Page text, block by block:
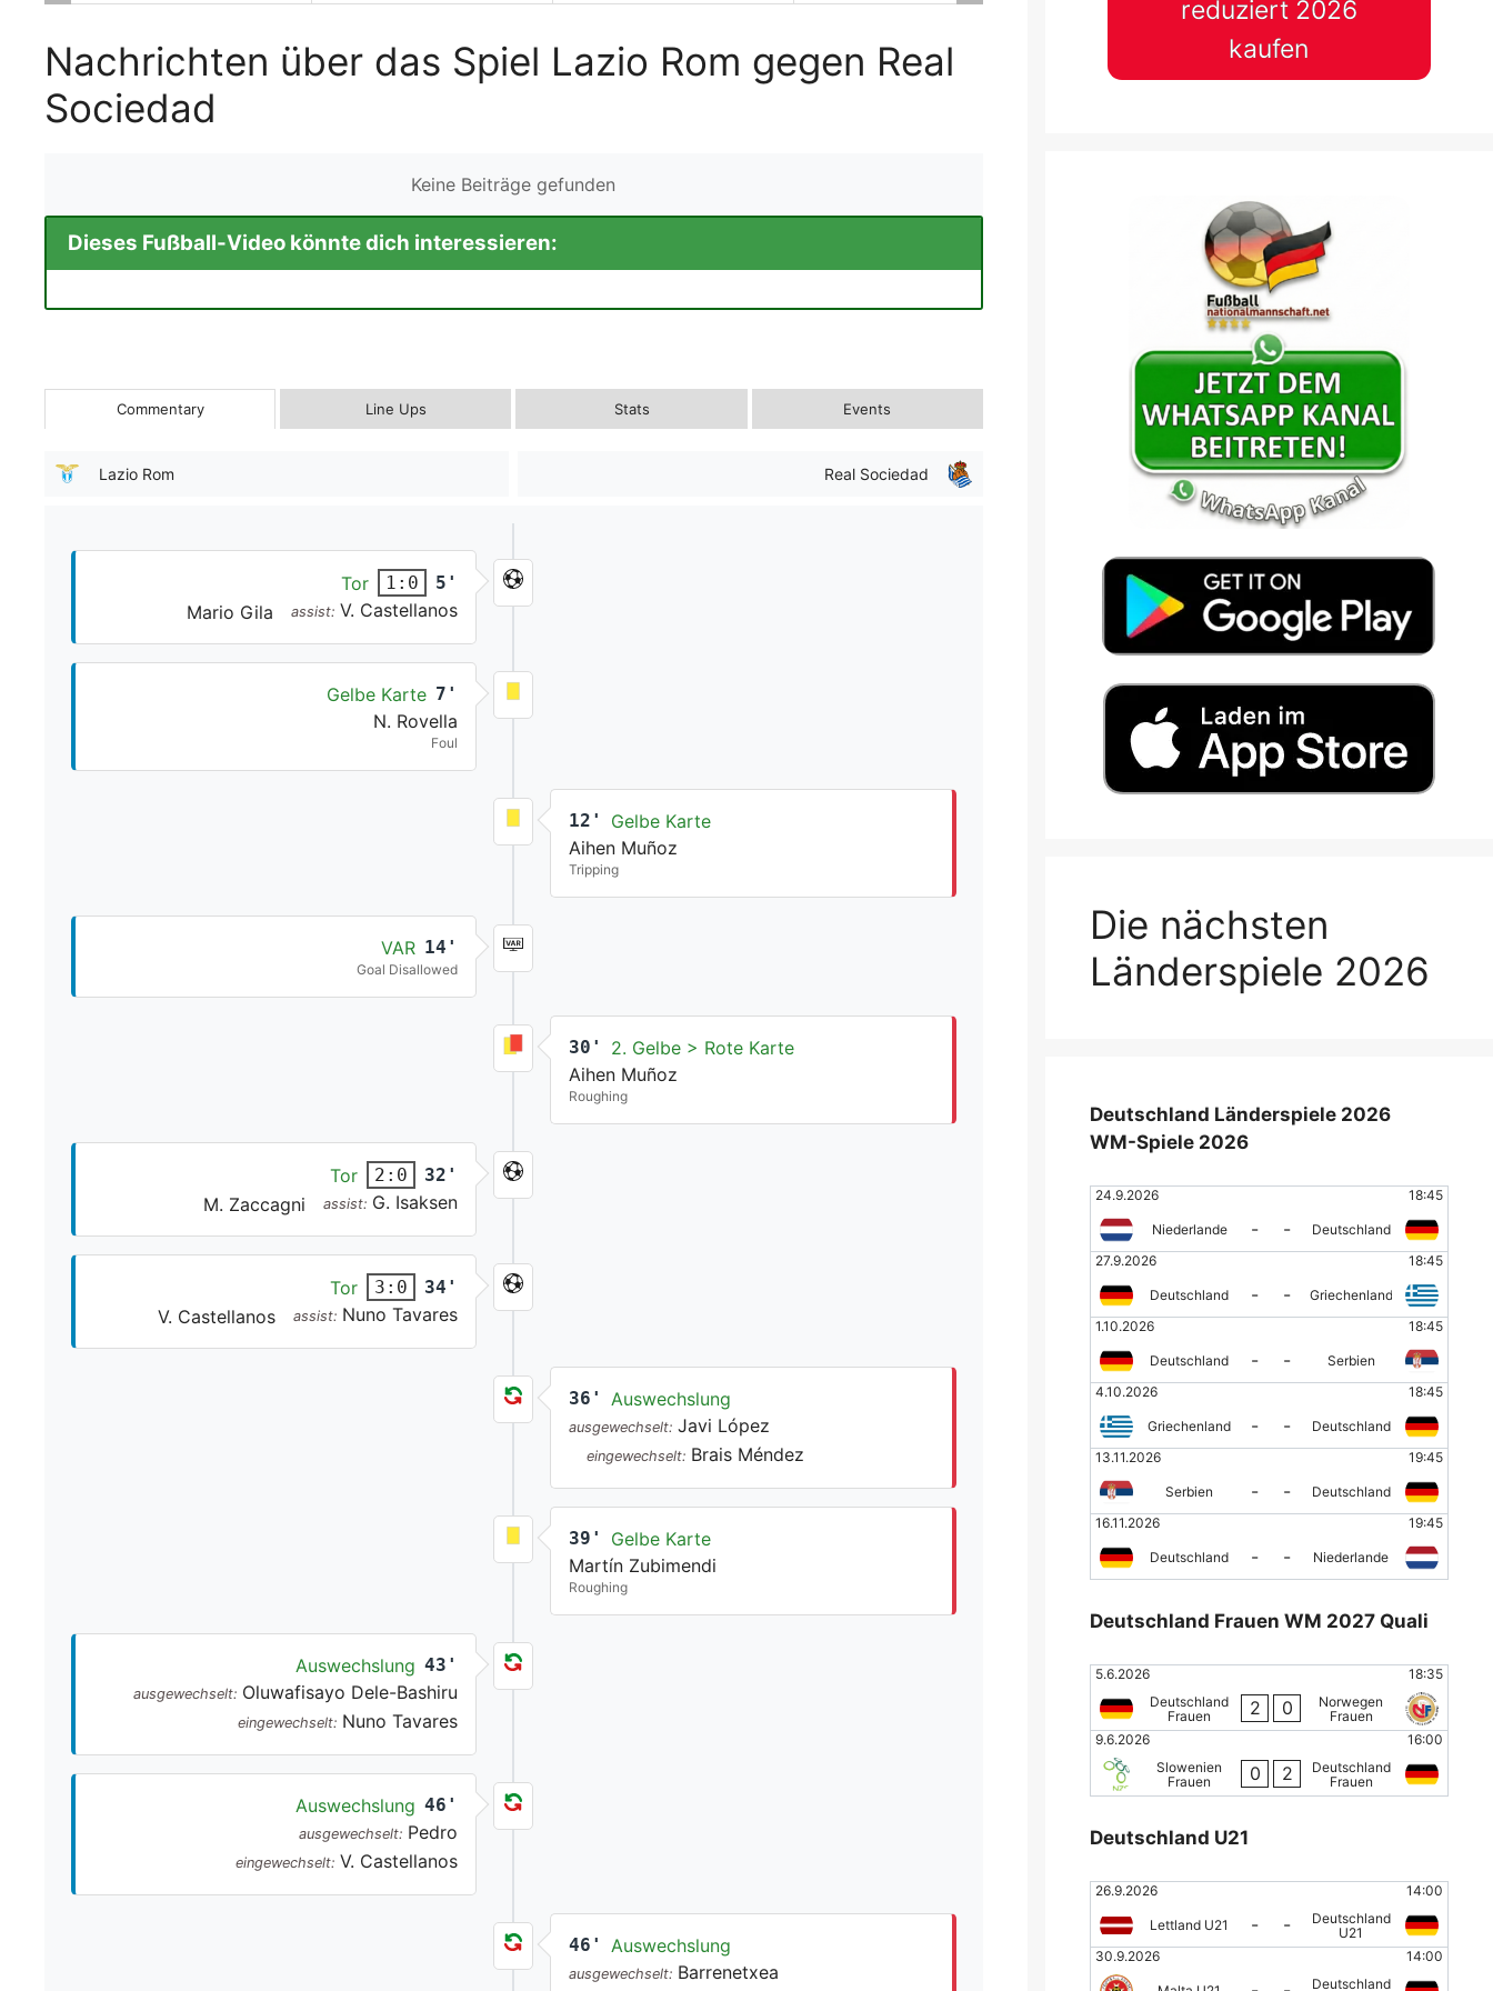
Nachrichten über das Spiel Lazio Rom gegen Real
Sociedad
Keine Beiträge gefunden
Dieses Fußball-Video könnte dich interessieren:
Commentary Line Ups Stats Events
Lazio Rom Real Sociedad
Tor 1:0 5'
Mario Gila assist: V. Castellanos
Gelbe Karte 7'
N. Rovella
Foul
12'
Gelbe Karte
Aihen Muñoz
Tripping
VAR 14'
Goal Disallowed
30'
2. Gelbe > Rote Karte
Aihen Muñoz
Roughing
Tor 2:0 32'
M. Zaccagni assist: G. Isaksen
Tor 3:0 34'
V. Castellanos assist: Nuno Tavares
36' Auswechslung
ausgewechselt: Javi López
eingewechselt: Brais Méndez
39'
Gelbe Karte
Martín Zubimendi
Roughing
Auswechslung 43'
ausgewechselt: Oluwafisayo Dele-Bashiru
eingewechselt: Nuno Tavares
Auswechslung 46'
ausgewechselt: Pedro
eingewechselt: V. Castellanos
46' Auswechslung
ausgewechselt: Barrenetxea
reduziert 2026
kaufen
Die nächsten
Länderspiele 2026
Deutschland Länderspiele 2026
WM-Spiele 2026
24.9.2026 18:45
Niederlande - -
Deutschland
27.9.2026
18:45
Deutschland - -
Griechenland
1.10.2026
18:45
Deutschland - -
Serbien
4.10.2026
18:45
Griechenland - -
Deutschland
13.11.2026
19:45
Serbien - -
Deutschland
16.11.2026
19:45
Deutschland - - Niederlande
Deutschland Frauen WM 2027 Quali
5.6.2026
18:35
Deutschland
Frauen
2 0
Norwegen
Frauen
9.6.2026
16:00
Slowenien
Frauen
0 2
Deutschland
Frauen
Deutschland U21
26.9.2026 14:00
Lettland U21 - -
Deutschland
U21
30.9.2026
14:00
Deutschland